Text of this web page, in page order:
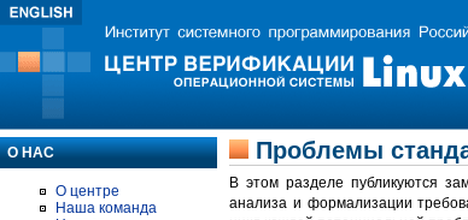
О НАС
О центре
Наша команда
Проблемы
В этом разделе публикуются
анализа и формализации